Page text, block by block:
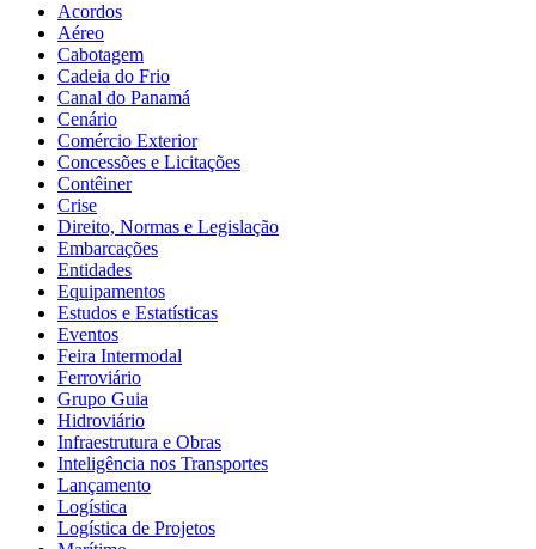
Acordos
Aéreo
Cabotagem
Cadeia do Frio
Canal do Panamá
Cenário
Comércio Exterior
Concessões e Licitações
Contêiner
Crise
Direito, Normas e Legislação
Embarcações
Entidades
Equipamentos
Estudos e Estatísticas
Eventos
Feira Intermodal
Ferroviário
Grupo Guia
Hidroviário
Infraestrutura e Obras
Inteligência nos Transportes
Lançamento
Logística
Logística de Projetos